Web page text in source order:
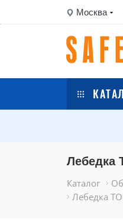
Москва
Шкафы
Стеллажи
Лебедка
Каталог
Лебедка